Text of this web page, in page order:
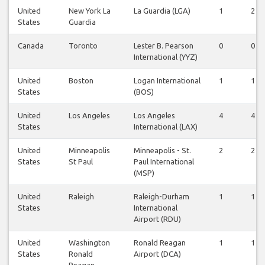
United
States
New York La
Guardia
La Guardia (LGA) 1 2
Canada Toronto
Lester B. Pearson
International (YYZ)
0 0
United
States
Boston
Logan International
(BOS)
1 1
United
States
Los Angeles
Los Angeles
International (LAX)
4 4
United
States
Minneapolis
St Paul
Minneapolis - St.
Paul International
(MSP)
2 2
United
States
Raleigh
Raleigh-Durham
International
Airport (RDU)
1 1
United
States
Washington
Ronald
Ronald Reagan
Airport (DCA)
1 1